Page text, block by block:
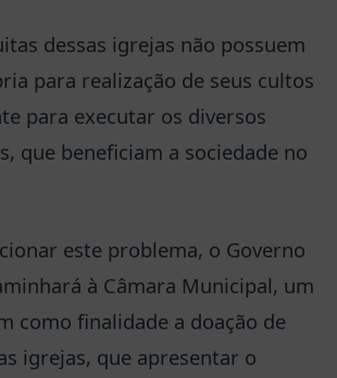
dessas igrejas não possuem
para realização de seus cultos
para executar os diversos
que beneficiam a sociedade no
este problema, o Governo
à Câmara Municipal, um
como finalidade a doação de
igrejas, que apresentar o